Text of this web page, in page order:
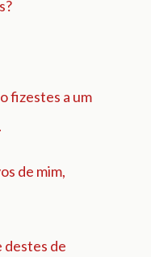
fizestes a um
de mim,
destes de